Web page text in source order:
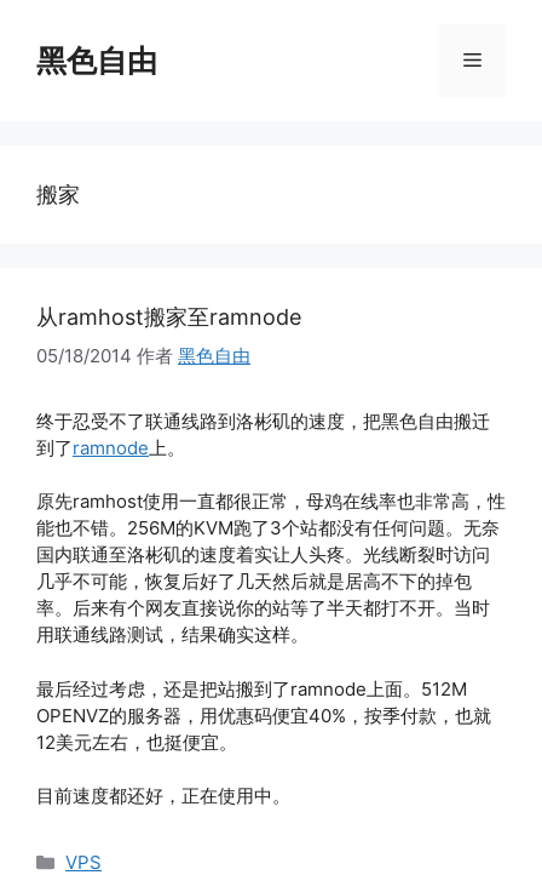
黑色自由 菜
搬家
从ramhost搬家至ramnode
05/18/2014 作者 黑色自由
终于忍受不了联通线路到洛彬矶的速度，把黑色自由搬迁
到了ramnode 上。
原先ramhost使用一直都很正常，母鸡在线率也非常高，性
能也不错。256M的KVM跑了3个站都没有任何问题。无奈
国内联通至洛彬矶的速度着实让人头疼。光线断裂时访问
几乎不可能，恢复后好了几天然后就是居高不下的掉包
率。后来有个网友直接说你的站等了半天都打不开。当时
用联通线路测试，结果确实这样。
最后经过考虑，还是把站搬到了ramnode上面。512M
OPENVZ的服务器，用优惠码便宜40%，按季付款，也就
12美元左右，也挺便宜。
目前速度都还好，正在使用中。
分
VPS